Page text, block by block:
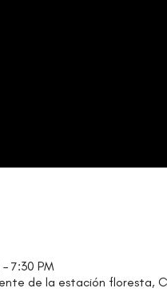
7:30 PM
de la estación floresta,